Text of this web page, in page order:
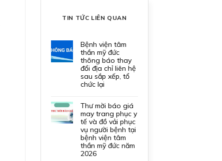
TIN TỨC LIÊN QUAN
bệnh viện tâm
thần mỹ đức
thông báo thay
đổi địa chỉ liên hệ
sau sắp xếp, tổ
chức lại
thư mời báo giá
may trang phục y
tế và đồ vải phục
vụ người bệnh tại
bệnh viện tâm
thần mỹ đức năm
2026